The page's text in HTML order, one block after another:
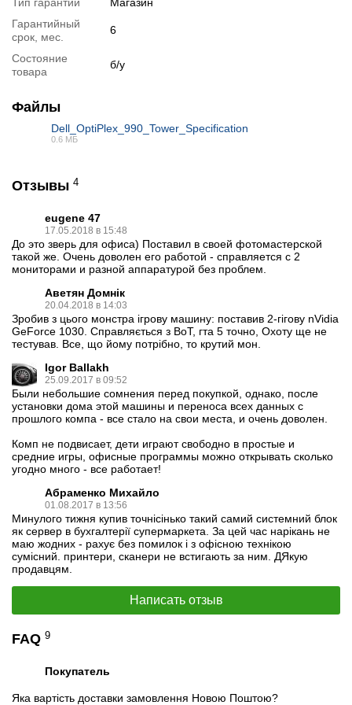
Отслеживать в Instagram
Гарантийный
срок, мес.
6
Состояние
товара
б/у
Файлы
Dell_OptiPlex_990_Tower_Specification
0.6 МБ
Отзывы 4
eugene 47
17.05.2018 в 15:48
До это зверь для офиса) Поставил в своей фотомастерской
такой же. Очень доволен его работой - справляется с 2
мониторами и разной аппаратурой без проблем.
Аветян Домнік
20.04.2018 в 14:03
Зробив з цього монстра ігрову машину: поставив 2-гігову nVidia
GeForce 1030. Справляється з ВоТ, гта 5 точно, Охоту ще не
тестував. Все, що йому потрібно, то крутий мон.
Igor Ballakh
25.09.2017 в 09:52
Были небольшие сомнения перед покупкой, однако, после
установки дома этой машины и переноса всех данных с
прошлого компа - все стало на свои места, и очень доволен.
Комп не подвисает, дети играют свободно в простые и
средние игры, офисные программы можно открывать сколько
угодно много - все работает!
Абраменко Михайло
01.08.2017 в 13:56
Минулого тижня купив точнісінько такий самий системний блок
як сервер в бухгалтерії супермаркета. За цей час нарікань не
маю жодних - рахує без помилок і з офісною технікою
сумісний. принтери, сканери не встигають за ним. ДЯкую
продавцям.
Написать отзыв
FAQ 9
Покупатель
Яка вартість доставки замовлення Новою Поштою?